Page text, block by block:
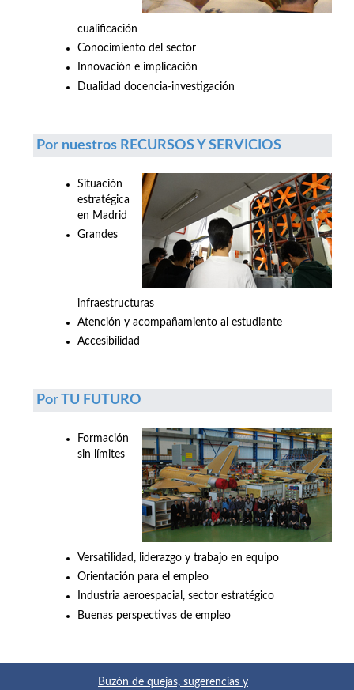
cualificación
Conocimiento del sector
Innovación e implicación
Dualidad docencia-investigación
Por nuestros RECURSOS Y SERVICIOS
Situación
estratégica
en Madrid
Grandes
infraestructuras
Atención y acompañamiento al estudiante
Accesibilidad
Por TU FUTURO
Formación
sin límites
Versatilidad, liderazgo y trabajo en equipo
Orientación para el empleo
Industria aeroespacial, sector estratégico
Buenas perspectivas de empleo
Buzón de quejas, sugerencias y